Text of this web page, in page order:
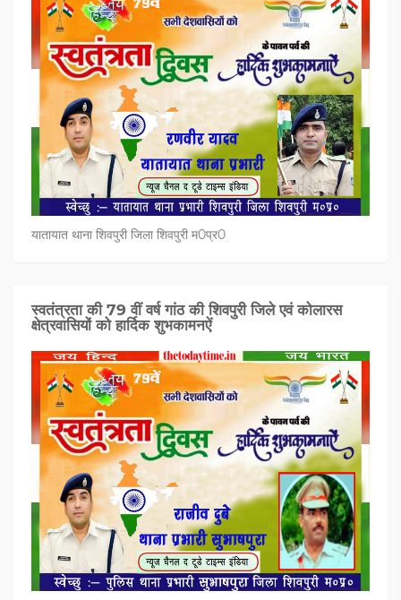
यातायात थाना शिवपुरी जिला शिवपुरी म0प्र0
स्वतंत्रता की 79 वीं वर्ष गांठ की शिवपुरी जिले एवं कोलारस
क्षेत्रवासियों को हार्दिक शुभकामनऐं